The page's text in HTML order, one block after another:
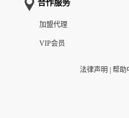
合作服务
加盟代理
VIP会员
法律声明 帮助